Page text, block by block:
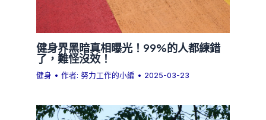
健身界黑暗真相曝光！99%的人都練錯
了，難怪沒效！
健身 • 作者:努力工作的小編 • 2025-03-23